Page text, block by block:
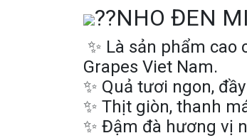
??NHO ĐEN
✨ Là sản phẩm cao
Grapes Viet Nam.
✨ Quả tươi ngon,
✨ Thịt giòn, thanh
✨ Đậm đà hương vị